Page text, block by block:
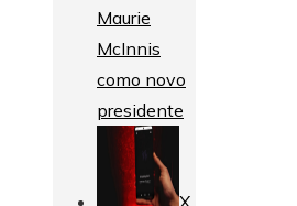
Maurie
McInnis
como novo
presidente